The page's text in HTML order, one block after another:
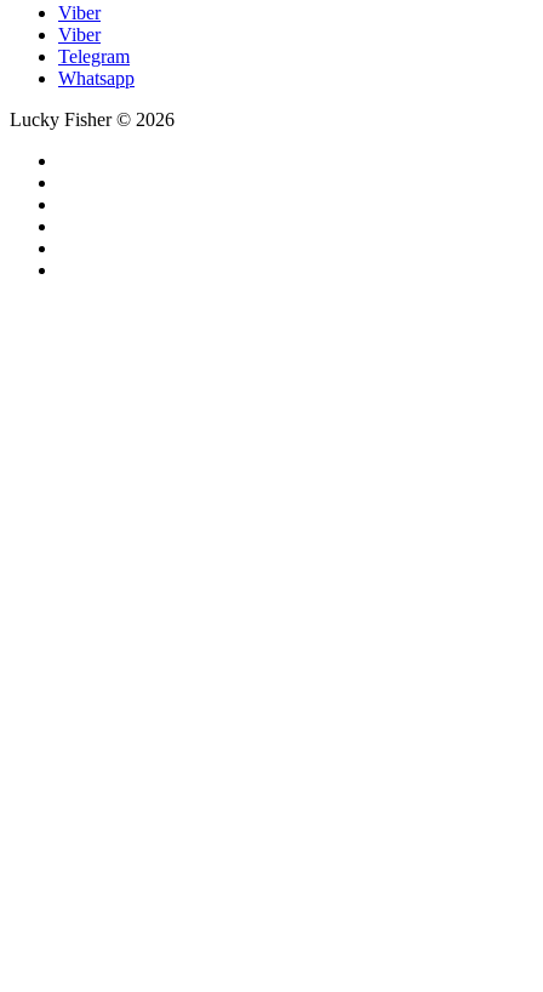
Viber
Viber
Telegram
Whatsapp
Lucky Fisher © 2026